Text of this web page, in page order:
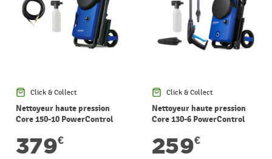
Click & Collect
Nettoyeur haute pression
Core 150-10 PowerControl
379€
Click & Collect
Nettoyeur haute pression
Core 130-6 PowerControl
259€